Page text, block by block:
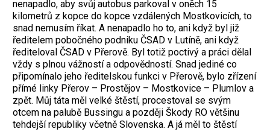
nenapadlo, aby svůj autobus parkoval v oněch 15
kilometrů z kopce do kopce vzdálených Mostkovicích, to
snad nemusím říkat. A nenapadlo ho to, ani když byl již
ředitelem pobočného podniku ČSAD v Lutíně, ani když
řediteloval ČSAD v Přerově. Byl totiž poctivý a práci dělal
vždy s plnou vážností a odpovědností. Snad jediné co
připomínalo jeho ředitelskou funkci v Přerově, bylo zřízení
přímé linky Přerov – Prostějov – Mostkovice – Plumlov a
zpět. Můj táta měl velké štěstí, procestoval se svým
otcem na palubě Bussingu a později Škody RO většinu
tehdejší republiky včetně Slovenska. A já měl to štěstí